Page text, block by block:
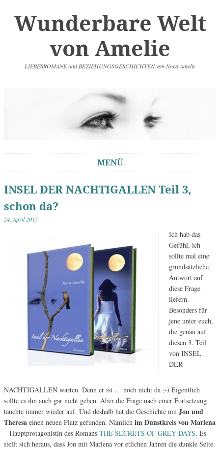
Wunderbare Welt
von Amelie
LIEBESROMANE und BEZIEHUNGSGESCHICHTEN von Nora Amelie
MENÜ
INSEL DER NACHTIGALLEN Teil 3,
schon da?
24. April 2015
Ich hab das
Gefühl, ich
sollte mal eine
grundsätzliche
Antwort auf
diese Frage
liefern.
Besonders für
jene unter euch,
die genau auf
diesen 3. Teil
von INSEL
DER
NACHTIGALLEN warten. Denn er ist … noch nicht da ;-) Eigentlich
sollte es ihn auch gar nicht geben. Aber die Frage nach einer Fortsetzung
tauchte immer wieder auf. Und deshalb hat die Geschichte um Jon und
Theresa einen neuen Platz gefunden. Nämlich im Dunstkreis von Marlena
– Hauptprotagonistin des Romans THE SECRETS OF GREY DAYS. Es
stellt sich heraus, dass Jon mit Marlena vor etlichen Jahren die dunkle Seite